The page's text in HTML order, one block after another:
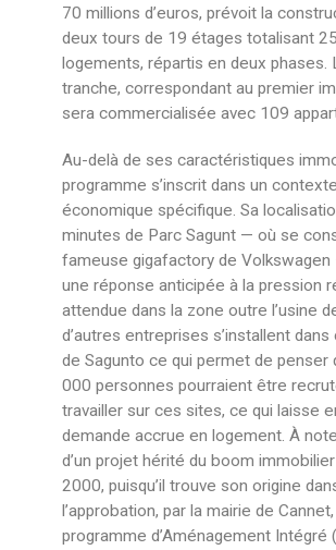
70 millions d’euros, prévoit la
deux tours de 19 étages totalisant
logements, répartis en deux phases.
tranche, correspondant au premier
sera commercialisée avec 109
Au-delà de ses caractéristiques
programme s’inscrit dans un contexte
économique spécifique. Sa
minutes de Parc Sagunt — où se
fameuse gigafactory de
une réponse anticipée à la pression
attendue dans la zone outre l’usine
d’autres entreprises s’installent
de Sagunto ce qui permet de penser
000 personnes pourraient être
travailler sur ces sites, ce qui laisse
demande accrue en logement. À
d’un projet hérité du boom
2000, puisqu’il trouve son origine
l’approbation, par la mairie de
programme d’Aménagement Intégré